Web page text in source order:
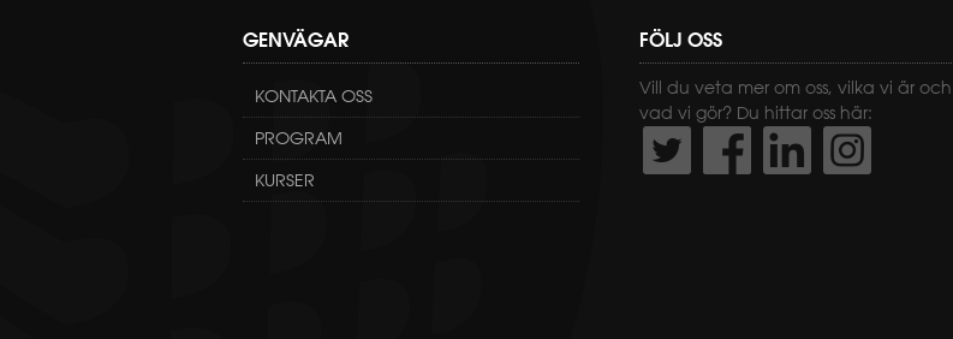
GENVÄGAR
KONTAKTA OSS
PROGRAM
KURSER
FÖLJ OSS
Vill du veta mer om oss, vilka vi är och
vad vi gör? Du hittar oss här: